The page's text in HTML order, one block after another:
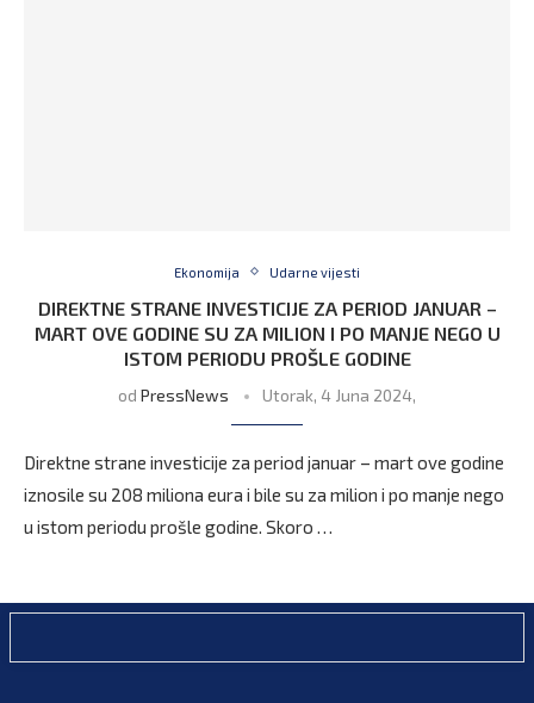
Ekonomija Udarne vijesti
DIREKTNE STRANE INVESTICIJE ZA PERIOD JANUAR –
MART OVE GODINE SU ZA MILION I PO MANJE NEGO U
ISTOM PERIODU PROŠLE GODINE
od PressNews Utorak, 4 Juna 2024,
Direktne strane investicije za period januar – mart ove godine
iznosile su 208 miliona eura i bile su za milion i po manje nego
u istom periodu prošle godine. Skoro …